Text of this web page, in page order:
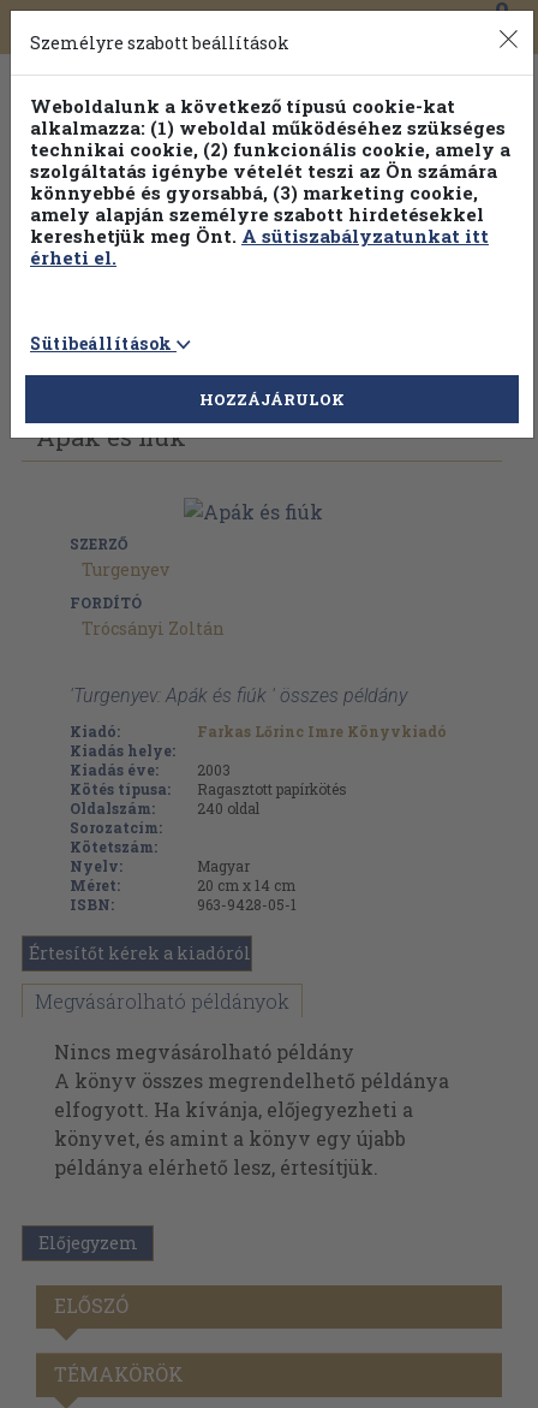
Toggle
navigation
0
Vissza az előző oldalra Válasszon példányt
Apák és fiúk
SZERZŐ
Turgenyev
FORDÍTÓ
Trócsányi Zoltán
'Turgenyev: Apák és fiúk ' összes példány
Kiadó:
Farkas Lőrinc Imre Könyvkiadó
Kiadás helye:
Kiadás éve:
2003
Kötés típusa:
Ragasztott papírkötés
Oldalszám:
240 oldal
Sorozatcím:
Kötetszám:
Nyelv:
Magyar
Méret:
20 cm x 14 cm
ISBN:
963-9428-05-1
Értesítőt kérek a kiadóról
Megvásárolható példányok
Nincs megvásárolható példány
A könyv összes megrendelhető példánya
elfogyott. Ha kívánja, előjegyezheti a
könyvet, és amint a könyv egy újabb
példánya elérhető lesz, értesítjük.
Előjegyzem
ELŐSZÓ
TÉMAKÖRÖK
Személyre szabott beállítások
Weboldalunk a következő típusú cookie-kat
alkalmazza: (1) weboldal működéséhez szükséges
technikai cookie, (2) funkcionális cookie, amely a
szolgáltatás igénybe vételét teszi az Ön számára
könnyebbé és gyorsabbá, (3) marketing cookie,
amely alapján személyre szabott hirdetésekkel
kereshetjük meg Önt. A sütiszabályzatunkat itt
érheti el.
Sütibeállítások
HOZZÁJÁRULOK